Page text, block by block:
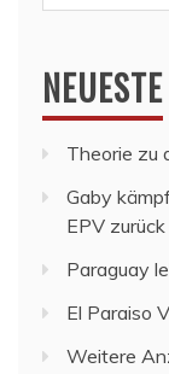
nach:
Theorie zu
Gaby
EPV
Paraguay
El Paraiso
Weitere